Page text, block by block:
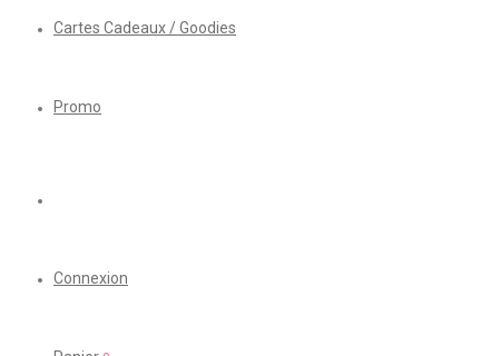
Cartes Cadeaux / Goodies
Promo
Connexion